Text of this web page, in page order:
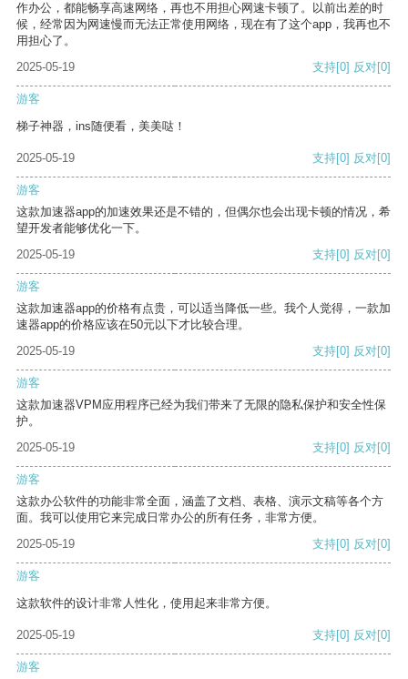
作办公，都能畅享高速网络，再也不用担心网速卡顿了。以前出差的时
候，经常因为网速慢而无法正常使用网络，现在有了这个app，我再也不
用担心了。
2025-05-19
支持[0] 反对[0]
游客
梯子神器，ins随便看，美美哒！
2025-05-19 支持[0] 反对[0]
游客
这款加速器app的加速效果还是不错的，但偶尔也会出现卡顿的情况，希
望开发者能够优化一下。
2025-05-19
支持[0] 反对[0]
游客
这款加速器app的价格有点贵，可以适当降低一些。我个人觉得，一款加
速器app的价格应该在50元以下才比较合理。
2025-05-19
支持[0] 反对[0]
游客
这款加速器VPM应用程序已经为我们带来了无限的隐私保护和安全性保
护。
2025-05-19
支持[0] 反对[0]
游客
这款办公软件的功能非常全面，涵盖了文档、表格、演示文稿等各个方
面。我可以使用它来完成日常办公的所有任务，非常方便。
2025-05-19
支持[0] 反对[0]
游客
这款软件的设计非常人性化，使用起来非常方便。
2025-05-19 支持[0] 反对[0]
游客